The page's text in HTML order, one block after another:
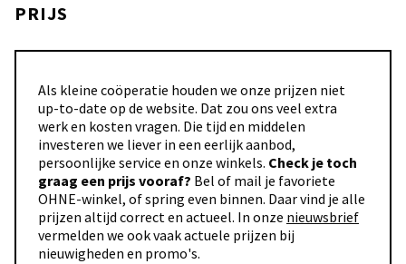
PRIJS
Als kleine coöperatie houden we onze prijzen niet
up-to-date op de website. Dat zou ons veel extra
werk en kosten vragen. Die tijd en middelen
investeren we liever in een eerlijk aanbod,
persoonlijke service en onze winkels. Check je toch
graag een prijs vooraf? Bel of mail je favoriete
OHNE-winkel, of spring even binnen. Daar vind je alle
prijzen altijd correct en actueel. In onze nieuwsbrief
vermelden we ook vaak actuele prijzen bij
nieuwigheden en promo's.